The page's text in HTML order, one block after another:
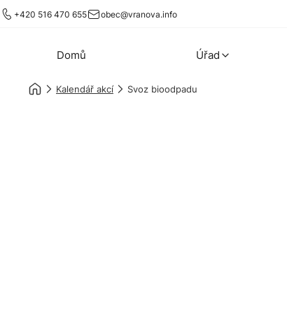
+420 516 470 655 obec@vranova.info
Domů Úřad
Kalendář akcí Svoz bioodpadu